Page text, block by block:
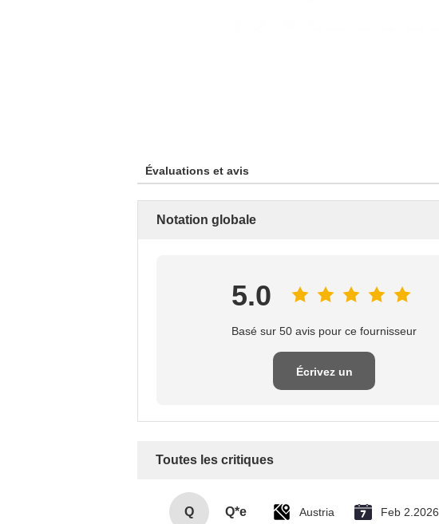
Évaluations et avis
Notation globale
5.0
Basé sur 50 avis pour ce fournisseur
Écrivez un
Toutes les critiques
Q Q*e Austria Feb 2.2026